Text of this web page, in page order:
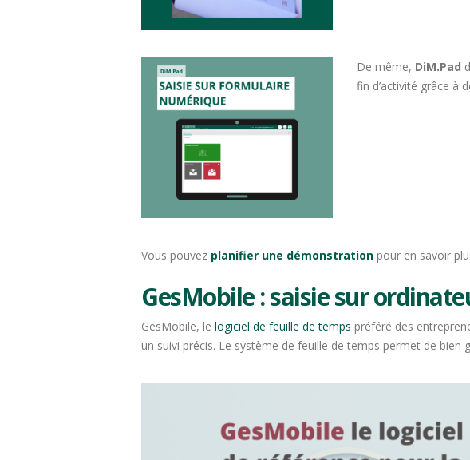
De même, DiM.Pad
fin d’activité grâce à
Vous pouvez planifier une démonstration pour en savoir
GesMobile: saisie sur
GesMobile, le logiciel de feuille de temps préféré des
un suivi précis. Le système de feuille de temps permet de